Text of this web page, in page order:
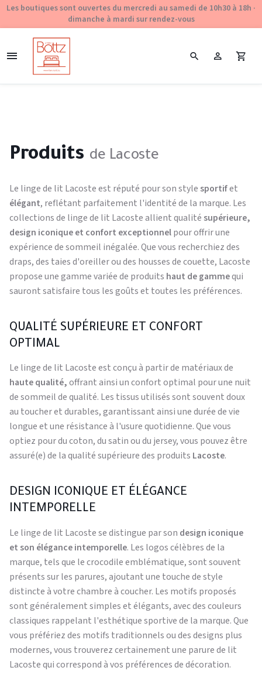
Les boutiques sont ouvertes du mercredi au samedi de 10h30 à 18h ·
dimanche à mardi sur rendez-vous
Produits de Lacoste
Le linge de lit Lacoste est réputé pour son stylesportifet
élégant, reflétant parfaitement l'identité de la marque. Les
collections de linge de lit Lacoste allient qualitésupérieure,
design iconique et confort exceptionnelpour offrir une
expérience de sommeil inégalée. Que vous recherchiez des
draps, des taies d'oreiller ou des housses de couette, Lacoste
propose une gamme variée de produits haut de gammequi
sauront satisfaire tous les goûts et toutes les préférences.
QUALITÉ SUPÉRIEURE ET CONFORT
OPTIMAL
Le linge de lit Lacoste est conçu à partir de matériaux de
haute qualité,offrant ainsi un confort optimal pour une nuit
de sommeil de qualité. Les tissus utilisés sont souvent doux
au toucher et durables, garantissant ainsi une durée de vie
longue et une résistance à l'usure quotidienne. Que vous
optiez pour du coton, du satin ou du jersey, vous pouvez être
assuré(e) de la qualité supérieure des produits Lacoste.
DESIGN ICONIQUE ET ÉLÉGANCE
INTEMPORELLE
Le linge de lit Lacoste se distingue par son design iconique
et son élégance intemporelle. Les logos célèbres de la
marque, tels que le crocodile emblématique, sont souvent
présents sur les parures, ajoutant une touche de style
distincte à votre chambre à coucher. Les motifs proposés
sont généralement simples et élégants, avec des couleurs
classiques rappelant l'esthétique sportive de la marque. Que
vous préfériez des motifs traditionnels ou des designs plus
modernes, vous trouverez certainement une parure de lit
Lacoste qui correspond à vos préférences de décoration.